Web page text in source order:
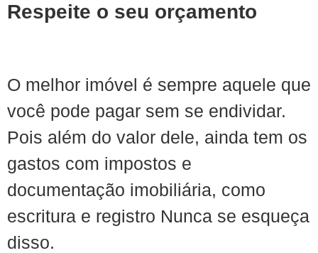
Respeite o seu orçamento
O melhor imóvel é sempre aquele que
você pode pagar sem se endividar.
Pois além do valor dele, ainda tem os
gastos com impostos e
documentação imobiliária, como
escritura e registro Nunca se esqueça
disso.